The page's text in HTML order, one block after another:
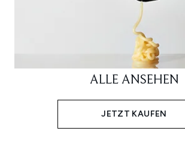
ALLE ANSEHEN
JETZT KAUFEN